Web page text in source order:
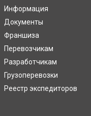
Информация
Документы
Франшиза
Перевозчикам
Разработчикам
Грузоперевозки
Реестр экспедиторов